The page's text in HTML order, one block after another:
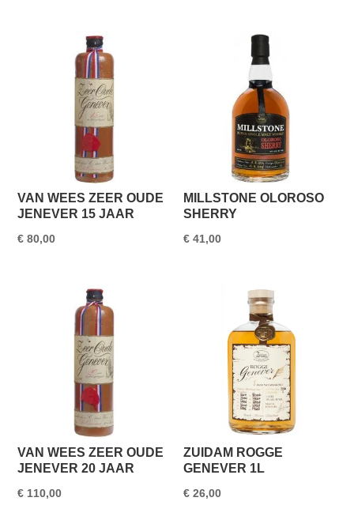
VAN WEES ZEER OUDE
JENEVER 15 JAAR
€ 80,00
MILLSTONE OLOROSO
SHERRY
€ 41,00
VAN WEES ZEER OUDE
JENEVER 20 JAAR
€ 110,00
ZUIDAM ROGGE
GENEVER 1L
€ 26,00